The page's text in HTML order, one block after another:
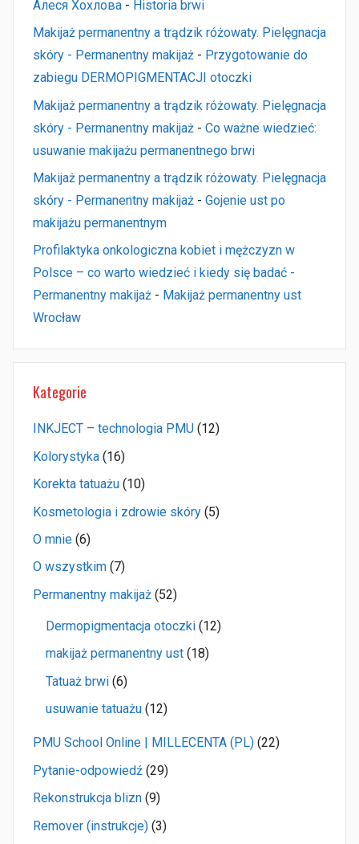
Алеся Хохлова - Historia brwi
Makijaż permanentny a trądzik różowaty. Pielęgnacja
skóry - Permanentny makijaż - Przygotowanie do
zabiegu DERMOPIGMENTACJI otoczki
Makijaż permanentny a trądzik różowaty. Pielęgnacja
skóry - Permanentny makijaż - Co ważne wiedzieć:
usuwanie makijażu permanentnego brwi
Makijaż permanentny a trądzik różowaty. Pielęgnacja
skóry - Permanentny makijaż - Gojenie ust po
makijażu permanentnym
Profilaktyka onkologiczna kobiet i mężczyzn w
Polsce – co warto wiedzieć i kiedy się badać -
Permanentny makijaż - Makijaż permanentny ust
Wrocław
Kategorie
INKJECT – technologia PMU (12)
Kolorystyka (16)
Korekta tatuażu (10)
Kosmetologia i zdrowie skóry (5)
O mnie (6)
O wszystkim (7)
Permanentny makijaż (52)
Dermopigmentacja otoczki (12)
makijaż permanentny ust (18)
Tatuaż brwi (6)
usuwanie tatuażu (12)
PMU School Online | MILLECENTA (PL) (22)
Pytanie-odpowiedź (29)
Rekonstrukcja blizn (9)
Remover (instrukcje) (3)